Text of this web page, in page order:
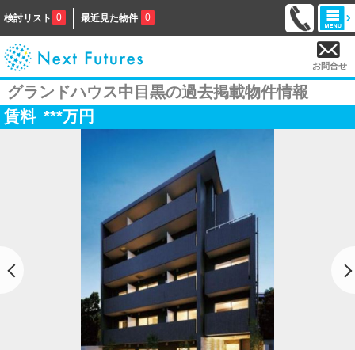
検討リスト 0 最近見た物件 0
お問合せ
グランドハウス中目黒の過去掲載物件情報
賃料 ***万円